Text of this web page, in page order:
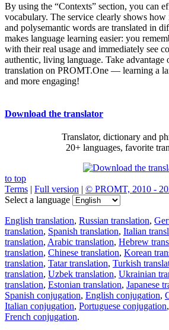
By using the “Contexts” section, you can
vocabulary. The service clearly shows how
and polysemantic words are translated in
makes language learning easier: you
with their real usage and immediately see
authentic, living language. Take advantage
translation on PROMT.One — learning a
and more engaging!
Download the translator
Translator, dictionary and
20+ languages, favorite
to top
Terms | Full version | © PROMT, 2010 -
Select a language
English translation, Russian translation,
translation, Spanish translation, Italian
translation, Arabic translation, Hebrew
translation, Chinese translation, Korean
translation, Tatar translation, Turkish
translation, Uzbek translation, Ukrainian
translation, Estonian translation, Japanese
Spanish conjugation, English conjugation,
Italian conjugation, Portuguese conjugation,
French conjugation.